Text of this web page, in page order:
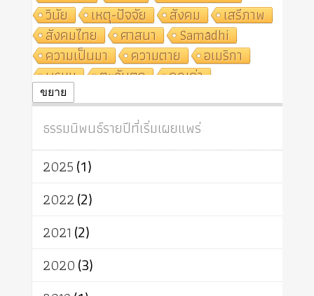
วินัย
เหตุ-ปัจจัย สังคม
เสรีภาพ
สังคมไทย
ศาสนา
Samādhi
ความเป็นมา
ความตาย
อเมริกา
พรหม
ตะวันตก
คุณค่า
ปฏิจจสมุปบาท
ศาสนาประจำชาติ
อินเดีย
ผู้บริโภค
ธรรมาธิปไตย
จักร
การแยกรัฐกับศาสนา
ธรรมชาติ
เทคโนโลยี
สิทธิ
พุทธบริษัท
อัตถะ
เทวดา
ขยาย
ธรรมนิพนธ์รายปีที่เริ่มเผยแพร่
2025(1)
2022(2)
2021 (2)
2020(3)